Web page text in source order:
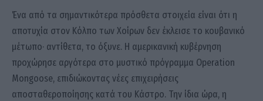
Ένα από τα σημαντικότερα πρόσθετα στοιχεία είναι ότι η
αποτυχία στον Κόλπο των Χοίρων δεν έκλεισε το κουβανικό
μέτωπο· αντίθετα, το όξυνε. Η αμερικανική κυβέρνηση
προχώρησε αργότερα στο μυστικό πρόγραμμα Operation
Mongoose, επιδιώκοντας νέες επιχειρήσεις
αποσταθεροποίησης κατά του Κάστρο. Την ίδια ώρα, η